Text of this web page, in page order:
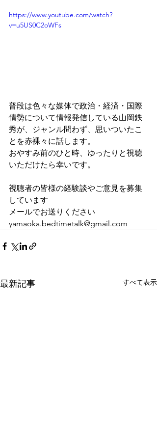
https://www.youtube.com/watch?
v=u5US0C2oWFs
普段は色々な媒体で政治・経済・国際
情勢について情報発信している山岡鉄
秀が、ジャンル問わず、思いついたこ
とを赤裸々に話します。
おやすみ前のひと時、ゆったりと視聴
いただけたら幸いです。
視聴者の皆様の経験談やご意見を募集
しています
メールでお送りください
yamaoka.bedtimetalk@gmail.com
最新記事 すべて表示